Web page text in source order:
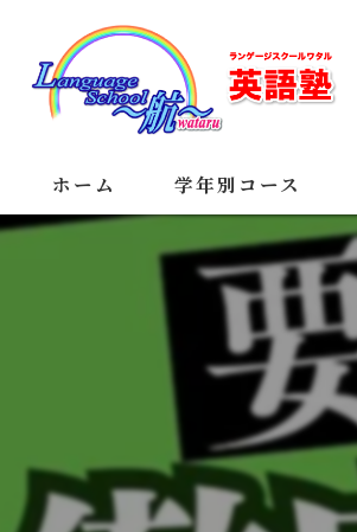
ホーム 学年別コース